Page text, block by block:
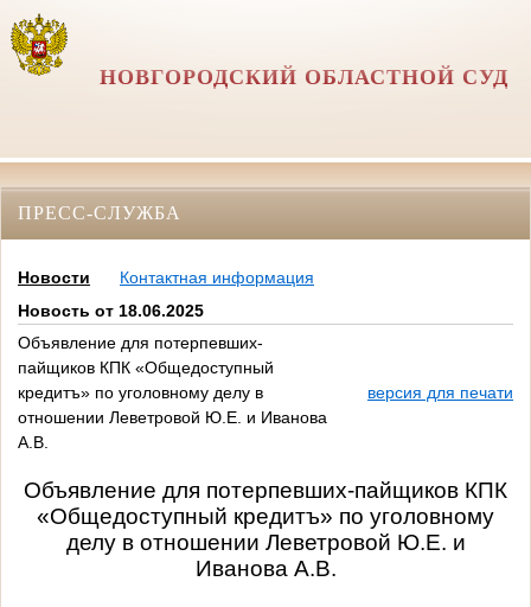
НОВГОРОДСКИЙ ОБЛАСТНОЙ СУД
ПРЕСС-СЛУЖБА
Новости
Контактная информация
Новость от 18.06.2025
Объявление для потерпевших-
пайщиков КПК «Общедоступный
кредитъ» по уголовному делу в
отношении Леветровой Ю.Е. и Иванова
А.В.
версия для печати
Объявление для потерпевших-пайщиков КПК
«Общедоступный кредитъ» по уголовному
делу в отношении Леветровой Ю.Е. и
Иванова А.В.